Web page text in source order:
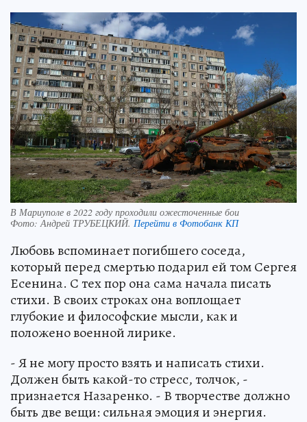
В Мариуполе в 2022 году проходили ожесточенные бои
Фото: Андрей ТРУБЕЦКИЙ. Перейти в Фотобанк КП
Любовь вспоминает погибшего соседа,
который перед смертью подарил ей том Сергея
Есенина. С тех пор она сама начала писать
стихи. В своих строках она воплощает
глубокие и философские мысли, как и
положено военной лирике.
- Я не могу просто взять и написать стихи.
Должен быть какой-то стресс, толчок, -
признается Назаренко. - В творчестве должно
быть две вещи: сильная эмоция и энергия.